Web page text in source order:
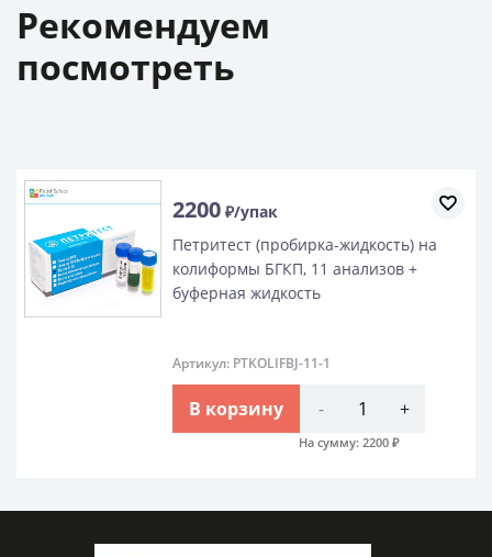
Рекомендуем
посмотреть
2200 ₽/упак
Петритест (пробирка-жидкость) на
колиформы БГКП, 11 анализов +
буферная жидкость
Артикул: PTKOLIFBJ-11-1
В корзину - +
На сумму: 2200 ₽